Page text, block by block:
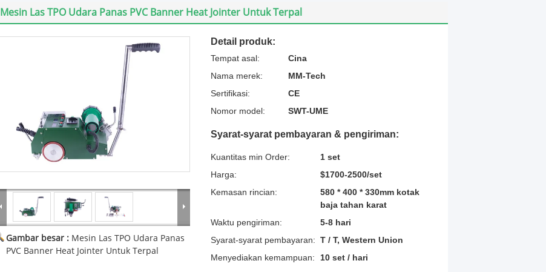
Mesin Las TPO Udara Panas PVC Banner Heat Jointer Untuk Terpal
Gambar besar : Mesin Las TPO Udara Panas
PVC Banner Heat Jointer Untuk Terpal
Detail produk:
Tempat asal:
Cina
Nama merek:
MM-Tech
Sertifikasi:
CE
Nomor model:
SWT-UME
Syarat-syarat pembayaran & pengiriman:
Kuantitas min Order:
1 set
Harga:
$1700-2500/set
Kemasan rincian:
580 * 400 * 330mm kotak
baja tahan karat
Waktu pengiriman:
5-8 hari
Syarat-syarat pembayaran: T / T, Western Union
Menyediakan kemampuan:
10 set / hari